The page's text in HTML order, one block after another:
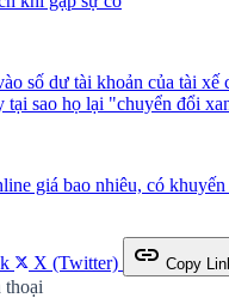
số dư tài khoản của tài xế
tại sao họ lại "chuyển đổi
giá bao nhiêu, có khuyến
X (Twitter) link Copy
thoại